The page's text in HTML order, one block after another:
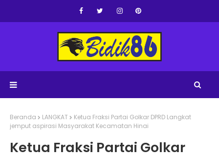
Beranda LANGKAT
Ketua Fraksi Partai Golkar DPRD Langkat
jemput aspirasi Masyarakat Kecamatan Hinai
Ketua Fraksi Partai Golkar